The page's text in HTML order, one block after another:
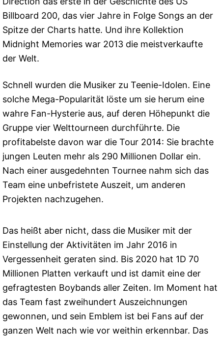
Billboard 200, das vier Jahre in Folge Songs an der
Spitze der Charts hatte. Und ihre Kollektion
Midnight Memories war 2013 die meistverkaufte
der Welt.
Schnell wurden die Musiker zu Teenie-Idolen. Eine
solche Mega-Popularität löste um sie herum eine
wahre Fan-Hysterie aus, auf deren Höhepunkt die
Gruppe vier Welttourneen durchführte. Die
profitabelste davon war die Tour 2014: Sie brachte
jungen Leuten mehr als 290 Millionen Dollar ein.
Nach einer ausgedehnten Tournee nahm sich das
Team eine unbefristete Auszeit, um anderen
Projekten nachzugehen.
Das heißt aber nicht, dass die Musiker mit der
Einstellung der Aktivitäten im Jahr 2016 in
Vergessenheit geraten sind. Bis 2020 hat 1D 70
Millionen Platten verkauft und ist damit eine der
gefragtesten Boybands aller Zeiten. Im Moment hat
das Team fast zweihundert Auszeichnungen
gewonnen, und sein Emblem ist bei Fans auf der
ganzen Welt nach wie vor weithin erkennbar. Das